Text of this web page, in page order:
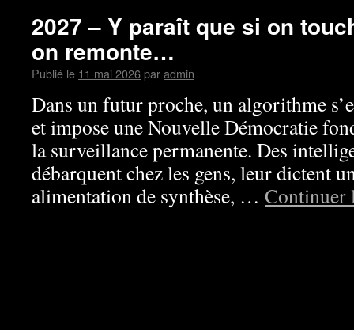
2027 – Y paraît que si on
on remonte…
Publié le 11 mai 2026paradmin
Dans un futur proche, un algorithme
et impose une Nouvelle Démocratie
la surveillance permanente. Des
débarquent chez les gens, leur dictent
alimentation de synthèse, … Continuer